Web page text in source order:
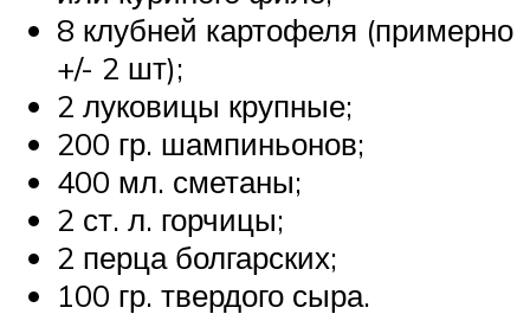
8 клубней картофеля (примерно
+/- 2 шт);
2 луковицы крупные;
200 гр. шампиньонов;
400 мл. сметаны;
2 ст. л. горчицы;
2 перца болгарских;
100 гр. твердого сыра.